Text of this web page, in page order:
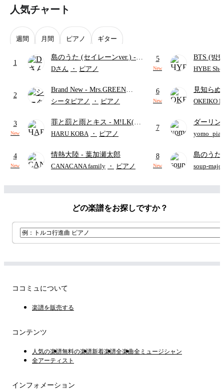
人気チャート
週間 月間 ピアノ ギター
1
島のうた (セイレーンver.) -
セイレーン(CV.鈴木みのり)
ード・ペダル付き/『映画ちい
かわ 人魚の島のひみつ』よ
Dさん ・ ピアノ
2
Brand New - Mrs.GREEN
APPLE
シータピアノ ・ ピアノ
3
New
罪と罰と雨とキス - M!LK(佐
野勇斗&吉田仁人)
HARU KOBA ・ ピアノ
4
New
情熱大陸 - 葉加瀬太郎
CANACANA family ・ ピアノ
5
New
BTS (방
HYBE
6
New
見知ら
ャツが乾
OKEIKO
7
ダーリン
APPLE (
8
New
島のうた
映画ちい
soup-majo
どの楽譜をお探しですか？
ココミュについて
楽譜を販売する
コンテンツ
人気の楽譜無料の楽譜新着楽譜全楽曲全ミュージシャン
全アーティスト
インフォメーション